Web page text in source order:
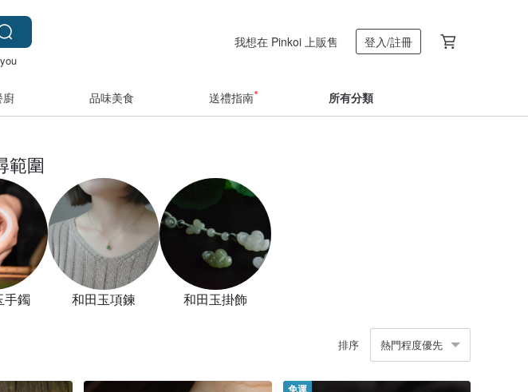
我想在 Pinkoi 上販售 登入/註冊
廚 品味美食 送禮指南 所有分類
範圍
手鐲 和田玉項鍊 和田玉掛飾
排序 熱門程度優先
免運